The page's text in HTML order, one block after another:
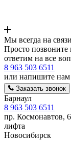
Мы всегда на связи
Просто
ответим на все
8 963 503 6511
или напишите нам
Заказать звонок
Барнаул
8 963 503 6511
пр. Космонавтов,
лифта
Новосибирск